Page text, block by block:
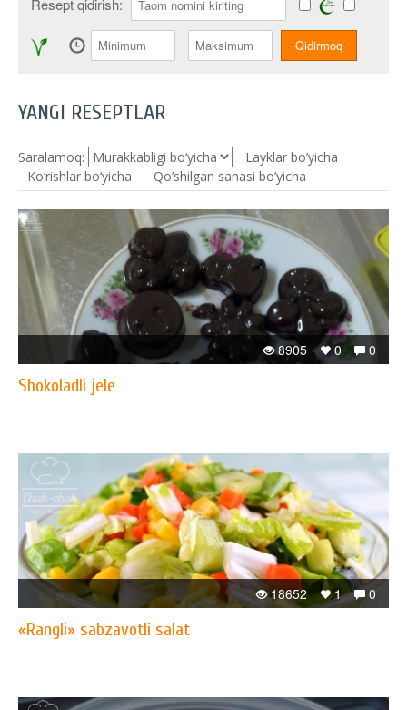
Resept qidirish:
YANGI RESEPTLAR
Saralamoq:
Layklar bo’yicha
Ko‘rishlar bo‘yicha
Qo’shilgan sanasi bo’yicha
0
0
8905
Shokoladli jele
0
1
18652
«Rangli» sabzavotli salat